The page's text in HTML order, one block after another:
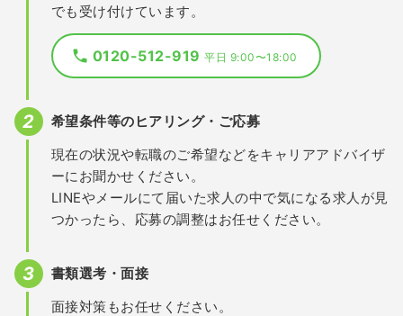
でも受け付けています。
0120-512-919平日 9:00〜18:00
希望条件等のヒアリング・ご応募
現在の状況や転職のご希望などをキャリアアドバイザ
ーにお聞かせください。
LINEやメールにて届いた求人の中で気になる求人が見
つかったら、応募の調整はお任せください。
書類選考・面接
面接対策もお任せください。